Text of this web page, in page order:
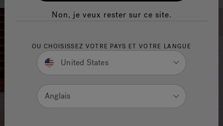
Non, je veux rester sur ce site.
OU CHOISISSEZ VOTRE PAYS ET VOTRE LANGUE
United States
Anglais